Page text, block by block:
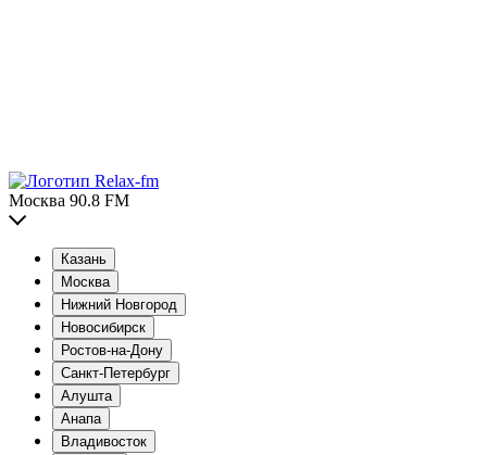
Москва 90.8 FM
Казань
Москва
Нижний Новгород
Новосибирск
Ростов-на-Дону
Санкт-Петербург
Алушта
Анапа
Владивосток